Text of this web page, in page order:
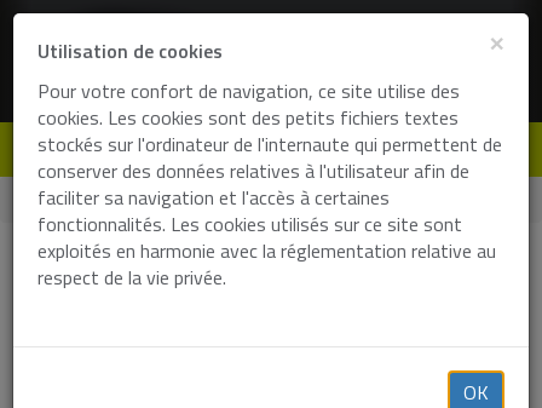
de en fr
nl
Home
Solutions Réparation/ conditionnement
Demande de prix
Réparation et conditionnement de
×
Utilisation de cookies
Pour votre confort de navigation, ce site utilise des
cookies. Les cookies sont des petits fichiers textes
stockés sur l'ordinateur de l'internaute qui permettent de
conserver des données relatives à l'utilisateur afin de
faciliter sa navigation et l'accès à certaines
fonctionnalités. Les cookies utilisés sur ce site sont
exploités en harmonie avec la réglementation relative au
respect de la vie privée.
OK